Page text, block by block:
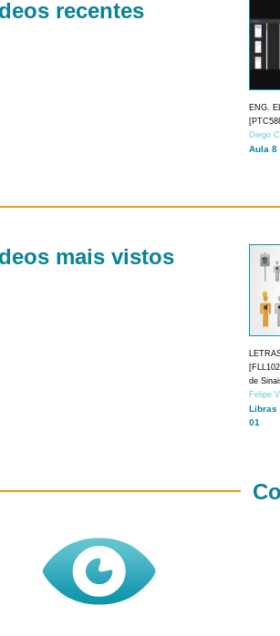
recentes
ENG.
Diego
Aula 8
mais vistos
de
Felipe
Libras
01